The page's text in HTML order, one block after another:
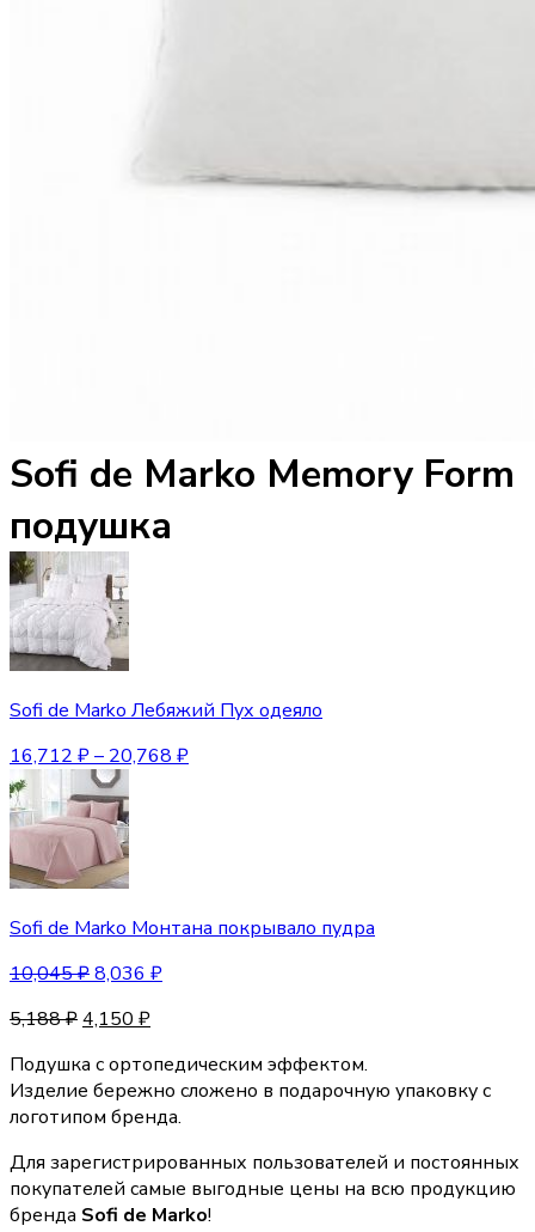
Sofi de Marko Memory Form
подушка
Sofi de Marko Лебяжий Пух одеяло
16,712 ₽– 20,768 ₽
Sofi de Marko Монтана покрывало пудра
10,045₽8,036 ₽
5,188₽4,150 ₽
Подушка с ортопедическим эффектом.
Изделие бережно сложено в подарочную упаковку с
логотипом бренда.
Для зарегистрированных пользователей и постоянных
покупателей самые выгодные цены на всю продукцию
бренда Sofi de Marko!